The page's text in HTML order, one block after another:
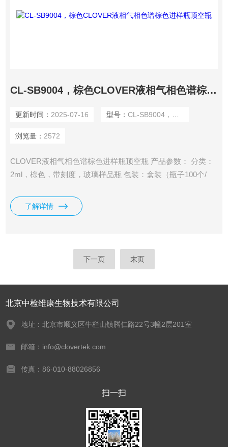
CL-SB9004，棕色CLOVER液相气相色谱棕色进样瓶顶空瓶
更新时间： 2025-07-16 型号： CL-SB9004，棕色
浏览量： 2572
CLOVER液相气相色谱棕色进样瓶顶空瓶 产品参数： 分类：
2ml，棕色，带刻度，玻璃样品瓶 包装：盒装（瓶子100个/
耐碱、耐温、抗粘
了解详情
下一页 末页
北京中检维康生物技术有限公司
地址：北京市顺义区牛栏山镇腾仁路22号3幢2层201室
邮箱：info@clovertek.com
传真：86-010-88026856
扫一扫